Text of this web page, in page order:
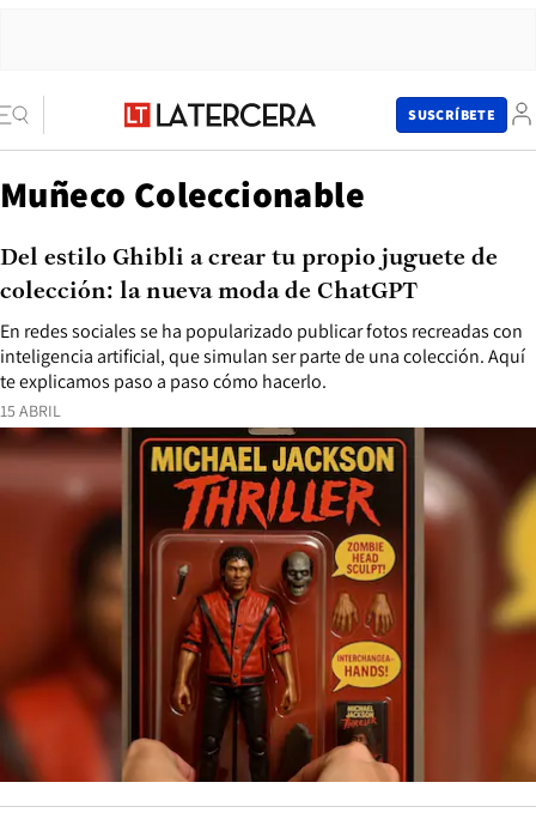
SUSCRÍBETE
Muñeco Coleccionable
15 ABRIL
En redes sociales se ha popularizado publicar fotos recreadas con
inteligencia artificial, que simulan ser parte de una colección. Aquí
te explicamos paso a paso cómo hacerlo.
Del estilo Ghibli a crear tu propio juguete de
colección: la nueva moda de ChatGPT